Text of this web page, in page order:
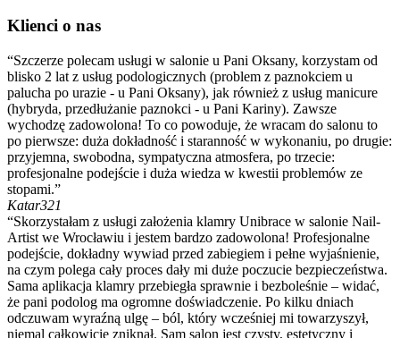
Klienci o nas
“Szczerze polecam usługi w salonie u Pani Oksany, korzystam od
blisko 2 lat z usług podologicznych (problem z paznokciem u
palucha po urazie - u Pani Oksany), jak również z usług manicure
(hybryda, przedłużanie paznokci - u Pani Kariny). Zawsze
wychodzę zadowolona! To co powoduje, że wracam do salonu to
po pierwsze: duża dokładność i staranność w wykonaniu, po drugie:
przyjemna, swobodna, sympatyczna atmosfera, po trzecie:
profesjonalne podejście i duża wiedza w kwestii problemów ze
stopami.”
Katar321
“Skorzystałam z usługi założenia klamry Unibrace w salonie Nail-
Artist we Wrocławiu i jestem bardzo zadowolona! Profesjonalne
podejście, dokładny wywiad przed zabiegiem i pełne wyjaśnienie,
na czym polega cały proces dały mi duże poczucie bezpieczeństwa.
Sama aplikacja klamry przebiegła sprawnie i bezboleśnie – widać,
że pani podolog ma ogromne doświadczenie. Po kilku dniach
odczuwam wyraźną ulgę – ból, który wcześniej mi towarzyszył,
niemal całkowicie zniknął. Sam salon jest czysty, estetyczny i